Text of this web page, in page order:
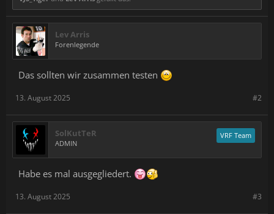
Lev Arris
Forenlegende
Das sollten wir zusammen testen
#2
13. August 2025
SolKutTeR
ADMIN
VRF Team
Habe es mal ausgegliedert.
#3
13. August 2025